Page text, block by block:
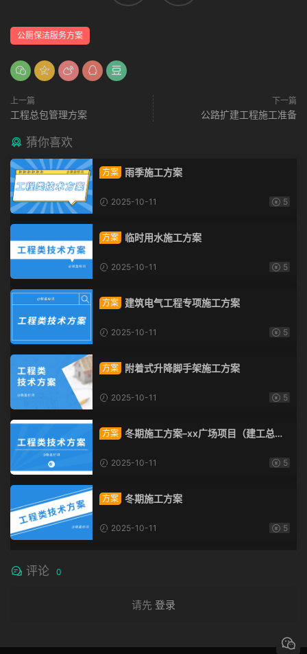
公厕保洁服务方案
上一篇
工程总包管理方案
下一篇
公路扩建工程施工准备
猜你喜欢
方案 雨季施工方案
2025-10-11 5
方案 临时用水施工方案
2025-10-11 5
方案 建筑电气工程专项施工方案
2025-10-11 5
方案 附着式升降脚手架施工方案
2025-10-11 5
方案 冬期施工方案–xx广场项目（建工总承
2025-10-11 5
方案 冬期施工方案
2025-10-11 5
评论 0
请先 登录